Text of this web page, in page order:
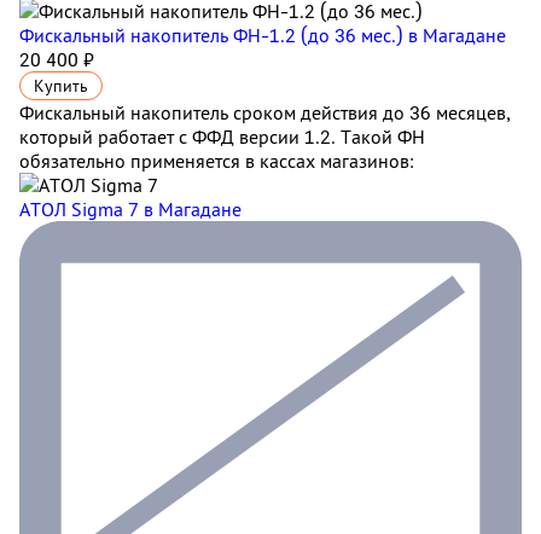
Фискальный накопитель ФН-1.2 (до 36 мес.) в Магадане
20 400 ₽
Купить
Фискальный накопитель сроком действия до 36 месяцев,
который работает с ФФД версии 1.2. Такой ФН
обязательно применяется в кассах магазинов:
АТОЛ Sigma 7 в Магадане